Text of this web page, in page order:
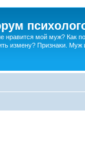
нравится мой муж? Как
измену? Признаки. Муж